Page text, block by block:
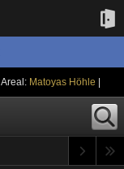
| Areal: Matoyas Höhle